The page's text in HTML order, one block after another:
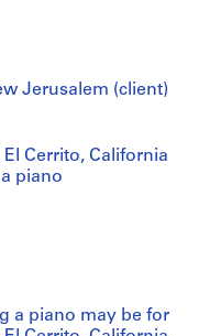
Jerusalem (client)
Cerrito, California
piano
a piano may be for